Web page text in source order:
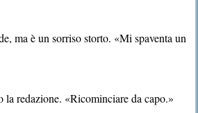
ma è un sorriso storto. «Mi spaventa un
la redazione. «Ricominciare da capo.»